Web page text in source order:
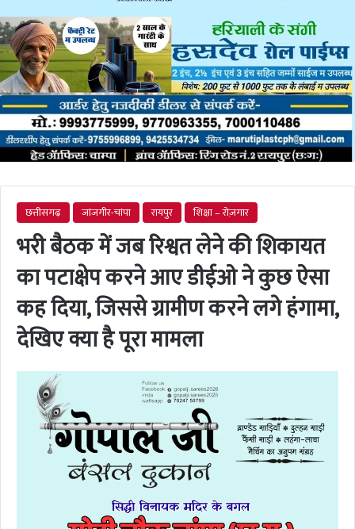
छत्तीसगढ़ जांजगीर-चांपा रायपुर शिक्षा – रोज़गार
भरी बैठक में जब रिश्वत लेने की शिकायत
का पटाक्षेप करने आए डीईओ ने कुछ ऐसा
कह दिया, जिससे ग्रामीण करने लगे हंगामा,
देखिए क्या है पूरा मामला